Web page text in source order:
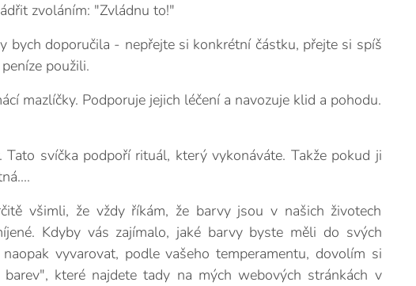
zvoláním: "Zvládnu to!"
bych doporučila - nepřejte si konkrétní částku, přejte si spíš
použili.
mazlíčky. Podporuje jejich léčení a navozuje klid a pohodu.
svíčka podpoří rituál, který vykonáváte. Takže pokud ji
všimli, že vždy říkám, že barvy jsou v našich životech
Kdyby vás zajímalo, jaké barvy byste měli do svých
vyvarovat, podle vašeho temperamentu, dovolím si
které najdete tady na mých webových stránkách v